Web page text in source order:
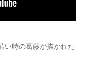
い時の葛藤が描かれた